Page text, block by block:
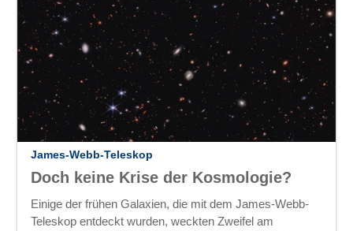
James-Webb-Teleskop
Doch keine Krise der Kosmologie?
Einige der frühen Galaxien, die mit dem James-Webb-
Teleskop entdeckt wurden, weckten Zweifel am